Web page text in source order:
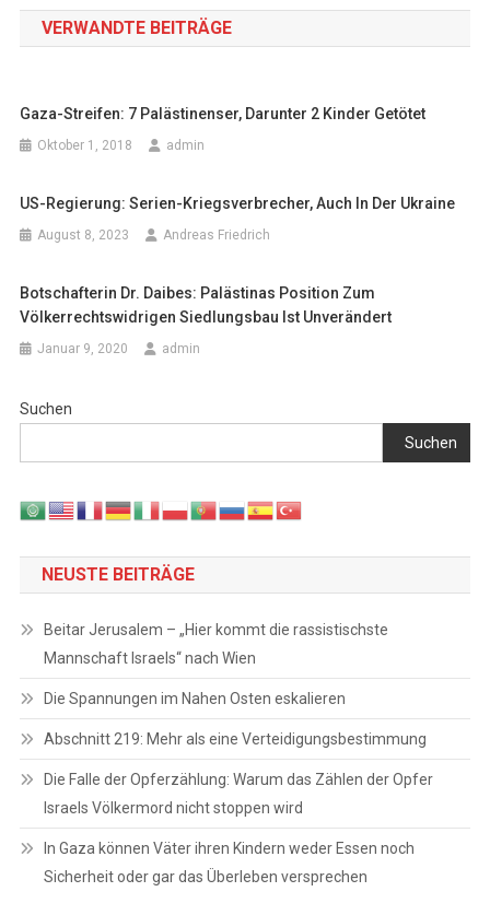
VERWANDTE BEITRÄGE
Gaza-Streifen: 7 Palästinenser, Darunter 2 Kinder Getötet
Oktober 1, 2018 admin
US-Regierung: Serien-Kriegsverbrecher, Auch In Der Ukraine
August 8, 2023 Andreas Friedrich
Botschafterin Dr. Daibes: Palästinas Position Zum
Völkerrechtswidrigen Siedlungsbau Ist Unverändert
Januar 9, 2020 admin
Suchen
Suchen
NEUSTE BEITRÄGE
Beitar Jerusalem – „Hier kommt die rassistischste
Mannschaft Israels“ nach Wien
Die Spannungen im Nahen Osten eskalieren
Abschnitt 219: Mehr als eine Verteidigungsbestimmung
Die Falle der Opferzählung: Warum das Zählen der Opfer
Israels Völkermord nicht stoppen wird
In Gaza können Väter ihren Kindern weder Essen noch
Sicherheit oder gar das Überleben versprechen